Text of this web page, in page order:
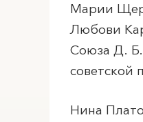
Марии
Любови
Союза Д. Б.
советской
Нина